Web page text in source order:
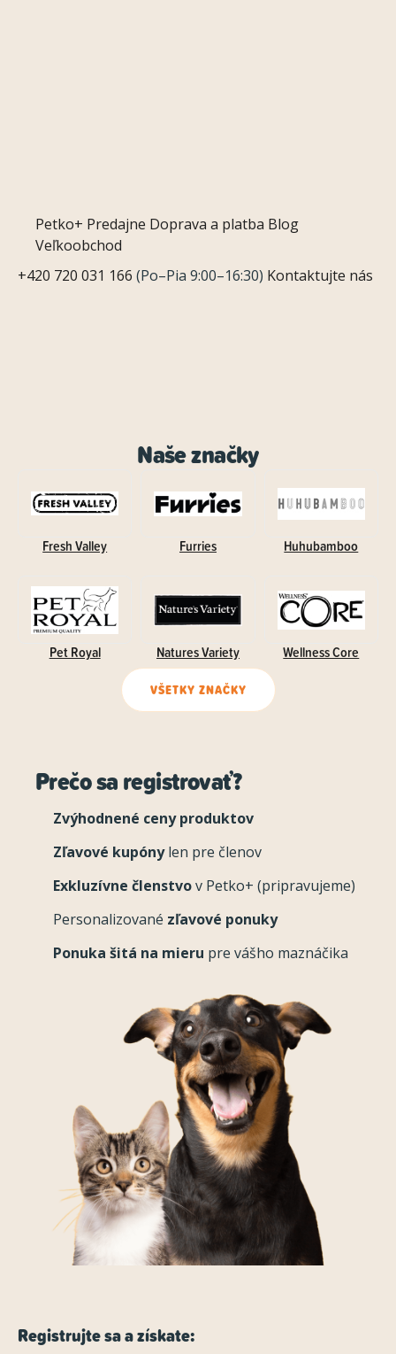
Petko+ Predajne Doprava a platba Blog
Veľkoobchod
+420 720 031 166 (Po–Pia 9:00–16:30) Kontaktujte nás
Naše značky
Fresh Valley Furries Huhubamboo
Pet Royal Natures Variety Wellness Core
VŠETKY ZNAČKY
Prečo sa registrovať?
Zvýhodnené ceny produktov
Zľavové kupónylen pre členov
Exkluzívne členstvov Petko+ (pripravujeme)
Personalizované zľavové ponuky
Ponuka šitá na mieru pre vášho maznáčika
Registrujte sa a získate: